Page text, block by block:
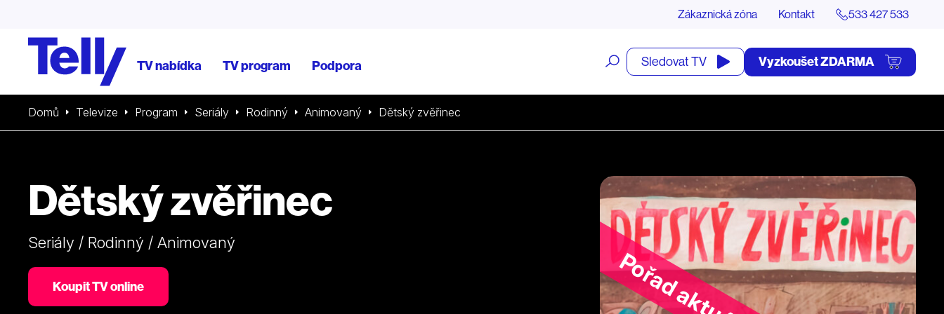
Zákaznická zóna Kontakt 533 427 533
TV nabídka TV program Podpora
Otevřít
vyhledávání
Sledovat TV Vyzkoušet ZDARMA
Domů Televize Program Seriály Rodinný Animovaný Dětský zvěřinec
Dětský zvěřinec
Seriály / Rodinný / Animovaný
Koupit TV online